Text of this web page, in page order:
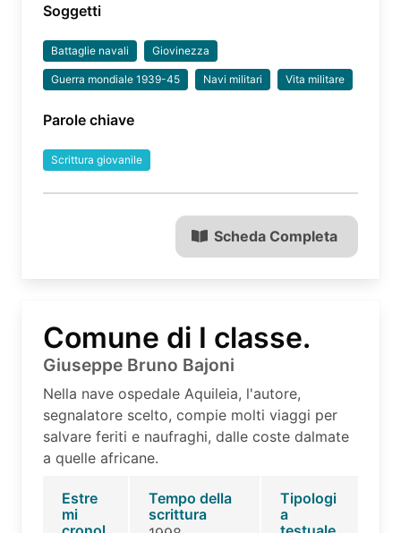
Soggetti
Battaglie navali Giovinezza
Guerra mondiale 1939-45 Navi militari Vita militare
Parole chiave
Scrittura giovanile
Scheda Completa
Comune di I classe.
Giuseppe Bruno Bajoni
Nella nave ospedale Aquileia, l'autore,
segnalatore scelto, compie molti viaggi per
salvare feriti e naufraghi, dalle coste dalmate
a quelle africane.
Estre
mi
Tempo della
scrittura
Tipologi
a